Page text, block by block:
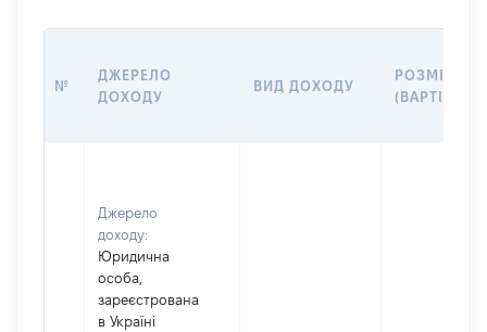
№
ДЖЕРЕЛО
ДОХОДУ
ВИД ДОХОДУ
РОЗМІР
(ВАРТІСТЬ)
Джерело
доходу:
Юридична
особа,
зареєстрована
в Україні